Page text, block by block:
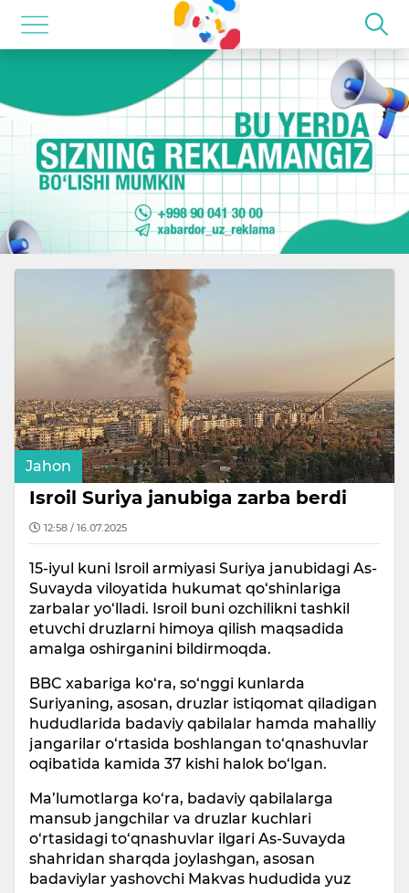
Jahon
Isroil Suriya janubiga zarba berdi
12:58 / 16.07.2025
15-iyul kuni Isroil armiyasi Suriya janubidagi As-
Suvayda viloyatida hukumat qo‘shinlariga
zarbalar yo‘lladi. Isroil buni ozchilikni tashkil
etuvchi druzlarni himoya qilish maqsadida
amalga oshirganini bildirmoqda.
BBC xabariga ko‘ra, so‘nggi kunlarda
Suriyaning, asosan, druzlar istiqomat qiladigan
hududlarida badaviy qabilalar hamda mahalliy
jangarilar o‘rtasida boshlangan to‘qnashuvlar
oqibatida kamida 37 kishi halok bo‘lgan.
Ma’lumotlarga ko‘ra, badaviy qabilalarga
mansub jangchilar va druzlar kuchlari
o‘rtasidagi to‘qnashuvlar ilgari As-Suvayda
shahridan sharqda joylashgan, asosan
badaviylar yashovchi Makvas hududida yuz